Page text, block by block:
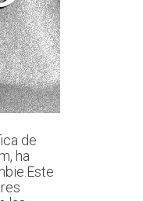
de
ha